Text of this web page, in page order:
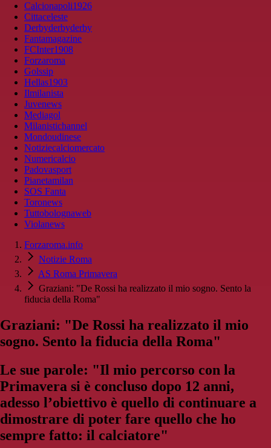
Calcionapoli1926
Cittaceleste
Derbyderbyderby
Fantamagazine
FCInter1908
Forzaroma
Golssip
Hellas1903
Ilmilanista
Juvenews
Mediagol
Milanistichannel
Mondoudinese
Notiziecalciomercato
Numericalcio
Padovasport
Pianetamilan
SOS Fanta
Toronews
Tuttobolognaweb
Violanews
Forzaroma.info
Notizie Roma
AS Roma Primavera
Graziani: "De Rossi ha realizzato il mio sogno. Sento la
fiducia della Roma"
Graziani: "De Rossi ha realizzato il mio
sogno. Sento la fiducia della Roma"
Le sue parole: "Il mio percorso con la
Primavera si è concluso dopo 12 anni,
adesso l’obiettivo è quello di continuare a
dimostrare di poter fare quello che ho
sempre fatto: il calciatore"